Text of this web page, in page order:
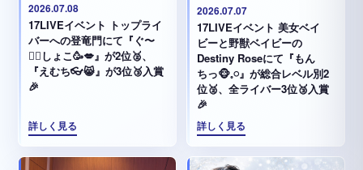
2026.07.08
17LIVEイベント トップライ
バーへの登竜門にて『ぐ〜
✊🏻‪しょこ🥳💋』が2位🥈、
『えむち👓😸』が3位🥉入賞
🎉
詳しく見る
2026.07.07
17LIVEイベント 美女ベイ
ビーと野獣ベイビーの
Destiny Roseにて『もん
ちっ🐵𓈒𓏸︎︎︎︎』が総合レベル別2
位🥈、全ライバー3位🥉入賞
🎉
詳しく見る